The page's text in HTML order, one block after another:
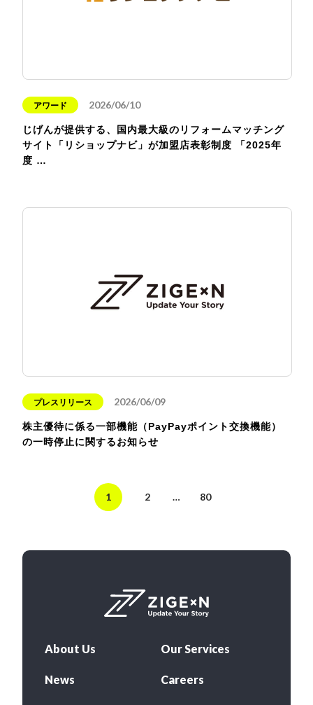
アワード 2026/06/10
じげんが提供する、国内最大級のリフォームマッチング
サイト「リショップナビ」が加盟店表彰制度 「2025年
度 …
プレスリリース 2026/06/09
株主優待に係る一部機能（PayPayポイント交換機能）
の一時停止に関するお知らせ
1 2 … 80
About Us Our Services
News Careers